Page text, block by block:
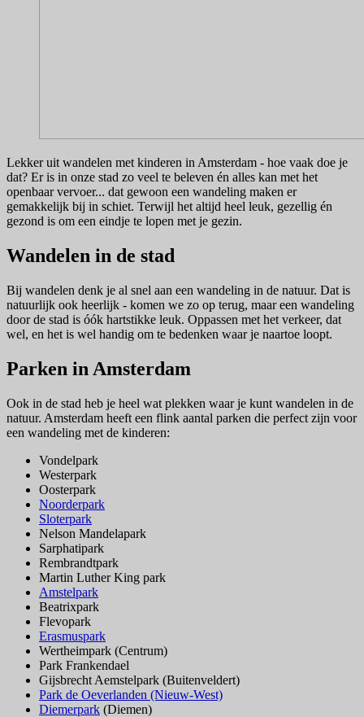
Lekker uit wandelen met kinderen in Amsterdam - hoe vaak doe je
dat? Er is in onze stad zo veel te beleven én alles kan met het
openbaar vervoer... dat gewoon een wandeling maken er
gemakkelijk bij in schiet. Terwijl het altijd heel leuk, gezellig én
gezond is om een eindje te lopen met je gezin.
Wandelen in de stad
Bij wandelen denk je al snel aan een wandeling in de natuur. Dat is
natuurlijk ook heerlijk - komen we zo op terug, maar een wandeling
door de stad is óók hartstikke leuk. Oppassen met het verkeer, dat
wel, en het is wel handig om te bedenken waar je naartoe loopt.
Parken in Amsterdam
Ook in de stad heb je heel wat plekken waar je kunt wandelen in de
natuur. Amsterdam heeft een flink aantal parken die perfect zijn voor
een wandeling met de kinderen:
Vondelpark
Westerpark
Oosterpark
Noorderpark
Sloterpark
Nelson Mandelapark
Sarphatipark
Rembrandtpark
Martin Luther King park
Amstelpark
Beatrixpark
Flevopark
Erasmuspark
Wertheimpark (Centrum)
Park Frankendael
Gijsbrecht Aemstelpark (Buitenveldert)
Park de Oeverlanden (Nieuw-West)
Diemerpark (Diemen)